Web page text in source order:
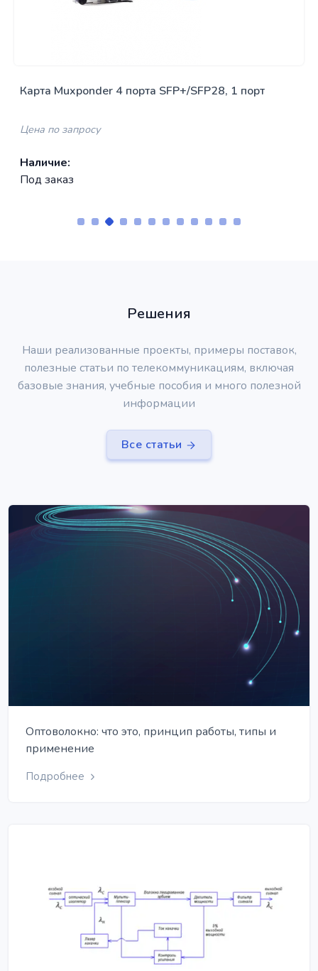
Карта Muxponder 4 порта SFP+/SFP28, 1 порт
Цена по запросу
Наличие:
Под заказ
Решения
Наши реализованные проекты, примеры поставок,
полезные статьи по телекоммуникациям, включая
базовые знания, учебные пособия и много полезной
информации
Все статьи
Оптоволокно: что это, принцип работы, типы и
применение
Подробнее